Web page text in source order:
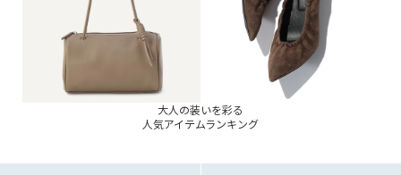
大人の装いを彩る
人気アイテムランキング